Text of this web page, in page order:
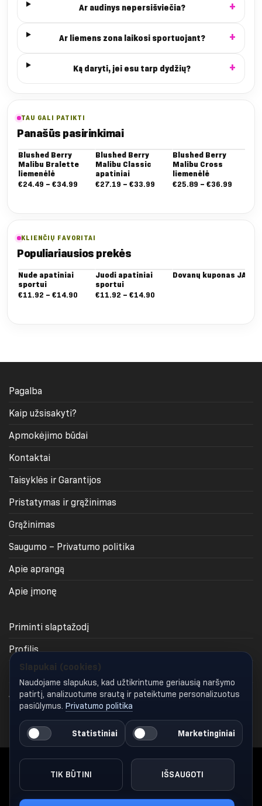
Ar audinys nepersišviečia?
Ar liemens zona laikosi sportuojant?
Ką daryti, jei esu tarp dydžių?
TAU GALI PATIKTI
Panašūs pasirinkimai
Blushed Berry
Malibu Bralette
liemenėlė
€24.49 – €34.99
Blushed Berry
Malibu Classic
apatiniai
€27.19 – €33.99
Blushed Berry
Malibu Cross
liemenėlė
€25.89 – €36.99
KLIENČIŲ FAVORITAI
Populiariausios prekės
Nude apatiniai
sportui
€11.92 – €14.90
Juodi apatiniai
sportui
€11.92 – €14.90
Dovanų kuponas JAI
Pagalba
Kaip užsisakyti?
Apmokėjimo būdai
Kontaktai
Taisyklės ir Garantijos
Pristatymas ir grąžinimas
Grąžinimas
Saugumo – Privatumo politika
Apie aprangą
Apie įmonę
Priminti slaptažodį
Profilis
Krepšelis
Apmokėjimas
Keisti slapukų nustatymus
Visos teisės saugomos 2026 ©Gymglamour.lt
Slapukai (cookies)
Naudojame slapukus, kad užtikrintume geriausią naršymo
patirtį, analizuotume srautą ir pateiktume personalizuotus
pasiūlymus. Privatumo politika
Statistiniai Marketinginiai
TIK BŪTINI IŠSAUGOTI